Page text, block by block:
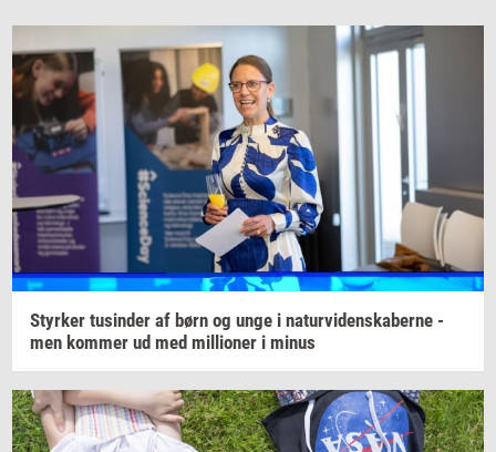
Styr­ker tu­sin­der af børn og unge i na­tur­vi­den­ska­ber­ne -
men kom­mer ud med mil­li­o­ner i minus